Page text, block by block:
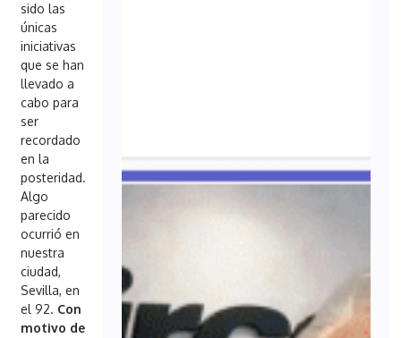
sido las
únicas
iniciativas
que se han
llevado a
cabo para
ser
recordado
en la
posteridad.
Algo
parecido
ocurrió en
nuestra
ciudad,
Sevilla, en
el 92. Con
motivo de